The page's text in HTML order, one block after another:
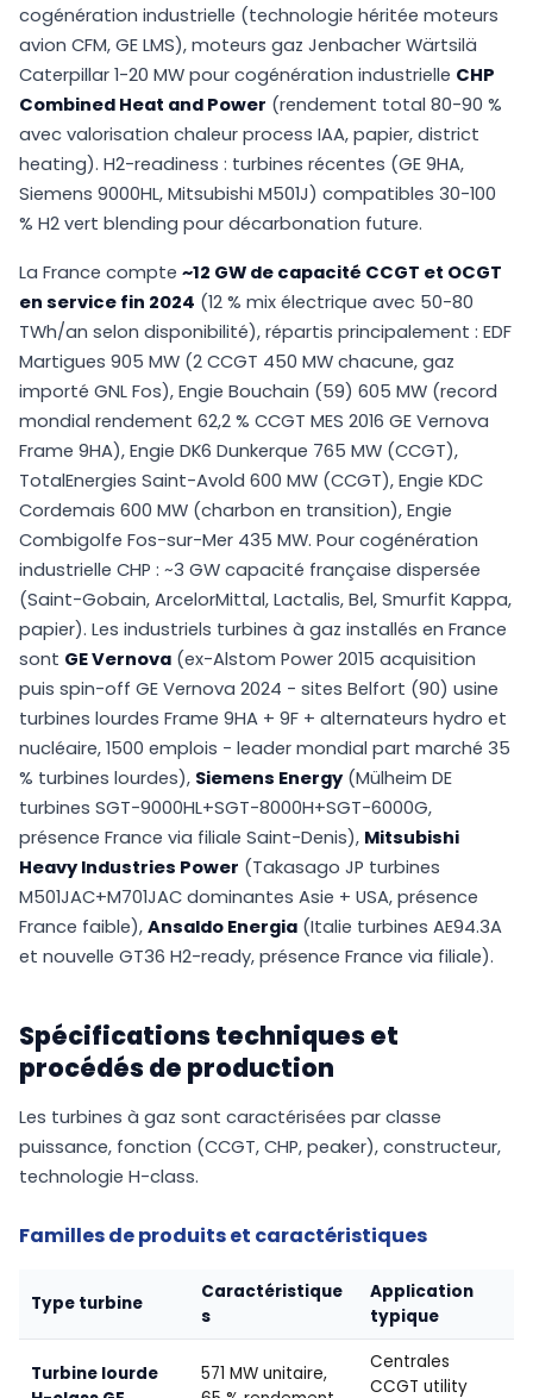
cogénération industrielle (technologie héritée moteurs
avion CFM, GE LMS), moteurs gaz Jenbacher Wärtsilä
Caterpillar 1-20 MW pour cogénération industrielle CHP
Combined Heat and Power (rendement total 80-90 %
avec valorisation chaleur process IAA, papier, district
heating). H2-readiness : turbines récentes (GE 9HA,
Siemens 9000HL, Mitsubishi M501J) compatibles 30-100
% H2 vert blending pour décarbonation future.
La France compte ~12 GW de capacité CCGT et OCGT
en service fin 2024 (12 % mix électrique avec 50-80
TWh/an selon disponibilité), répartis principalement : EDF
Martigues 905 MW (2 CCGT 450 MW chacune, gaz
importé GNL Fos), Engie Bouchain (59) 605 MW (record
mondial rendement 62,2 % CCGT MES 2016 GE Vernova
Frame 9HA), Engie DK6 Dunkerque 765 MW (CCGT),
TotalEnergies Saint-Avold 600 MW (CCGT), Engie KDC
Cordemais 600 MW (charbon en transition), Engie
Combigolfe Fos-sur-Mer 435 MW. Pour cogénération
industrielle CHP : ~3 GW capacité française dispersée
(Saint-Gobain, ArcelorMittal, Lactalis, Bel, Smurfit Kappa,
papier). Les industriels turbines à gaz installés en France
sont GE Vernova (ex-Alstom Power 2015 acquisition
puis spin-off GE Vernova 2024 - sites Belfort (90) usine
turbines lourdes Frame 9HA + 9F + alternateurs hydro et
nucléaire, 1500 emplois - leader mondial part marché 35
% turbines lourdes), Siemens Energy(Mülheim DE
turbines SGT-9000HL+SGT-8000H+SGT-6000G,
présence France via filiale Saint-Denis), Mitsubishi
Heavy Industries Power (Takasago JP turbines
M501JAC+M701JAC dominantes Asie + USA, présence
France faible), Ansaldo Energia (Italie turbines AE94.3A
et nouvelle GT36 H2-ready, présence France via filiale).
Spécifications techniques et
procédés de production
Les turbines à gaz sont caractérisées par classe
puissance, fonction (CCGT, CHP, peaker), constructeur,
technologie H-class.
Familles de produits et caractéristiques
Type turbine
Caractéristique
s
Application
typique
Turbine lourde
571 MW unitaire,
Centrales
CCGT utility